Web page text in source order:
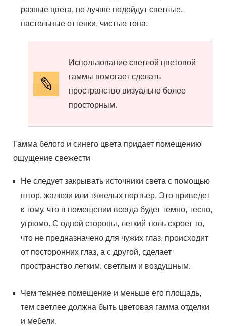
разные цвета, но лучше подойдут светлые,
пастельные оттенки, чистые тона.
Использование светлой цветовой
гаммы помогает сделать
пространство визуально более
просторным.
Гамма белого и синего цвета придает помещению
ощущение свежести
Не следует закрывать источники света с помощью
штор, жалюзи или тяжелых портьер. Это приведет
к тому, что в помещении всегда будет темно, тесно,
угрюмо. С одной стороны, легкий тюль скроет то,
что не предназначено для чужих глаз, происходит
от посторонних глаз, а с другой, сделает
пространство легким, светлым и воздушным.
Чем темнее помещение и меньше его площадь,
тем светлее должна быть цветовая гамма отделки
и мебели.